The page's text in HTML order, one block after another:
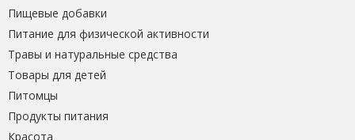
Пищевые добавки
Питание для физической активности
Травы и натуральные средства
Товары для детей
Питомцы
Продукты питания
Красота